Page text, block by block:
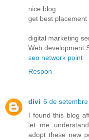
nice blog
get best placement
digital marketing
Web development
seo network point
Respon
divi 6 de
I found this blog
let me
adopt these new